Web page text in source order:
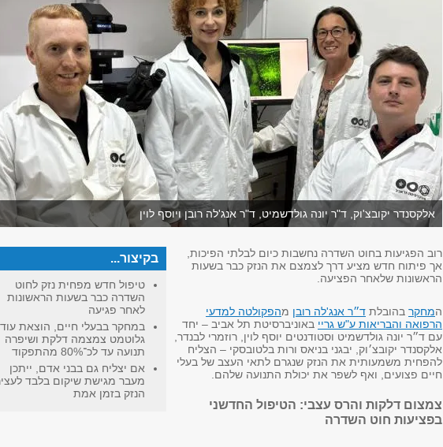
אלקסנדר יקובצ'וק, ד"ר יונה גולדשמיט, ד"ר אנג'לה רובן ויוסף לוין
בקיצור...
טיפול חדש מפחית נזק לחוט
השדרה כבר בשעות הראשונות
לאחר פגיעה
במחקר בבעלי חיים, הוצאת
גלוטמט צמצמה דלקת ושיפרה
תנועה עד לכ־80% מהתפקוד
אם יצליח גם בבני אדם, ייתכן
מעבר מגישת שיקום בלבד
הנזק בזמן אמת
רוב הפגיעות בחוט השדרה נחשבות כיום לבלתי הפיכות,
אך פיתוח חדש מציע דרך לצמצם את הנזק כבר בשעות
הראשונות שלאחר הפציעה.
המחקר בהובלת ד״ר אנג'לה רובן מהפקולטה למדעי
הרפואה והבריאות ע"ש גריי באוניברסיטת תל אביב – יחד
עם ד״ר יונה גולדשמיט וסטודנטים יוסף לוין, רוזמרי לבנדר,
אלקסנדר יקובצ׳וק, יבגני בניאס ורות בלטובסקי – הצליח
להפחית משמעותית את הנזק שנגרם לתאי העצב של בעלי
חיים פצועים, ואף לשפר את יכולת התנועה שלהם.
צמצום דלקות והרס עצבי: הטיפול החדשני
בפציעות חוט השדרה